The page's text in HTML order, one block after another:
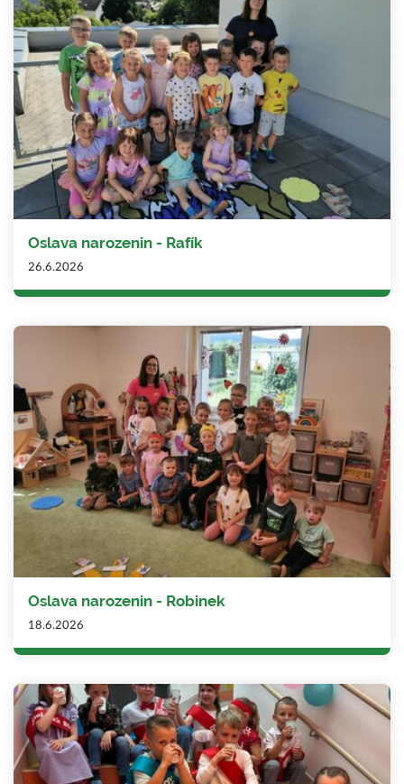
Oslava narozenin - Rafík
26.6.2026
Oslava narozenin - Robinek
18.6.2026